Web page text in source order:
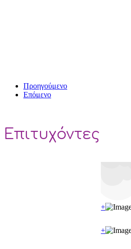
Προηγούμενο
Επόμενο
Επιτυχόντες
+
+